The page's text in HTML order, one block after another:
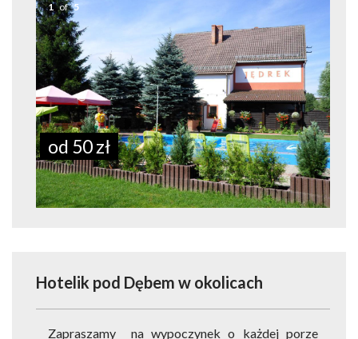
1 of 5
od 50 zł
Hotelik pod Dębem w okolicach
Zapraszamy na wypoczynek o każdej porze